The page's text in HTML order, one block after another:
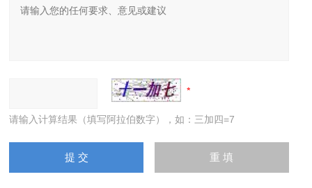
请输入计算结果（填写阿拉伯数字），如：三加四=7